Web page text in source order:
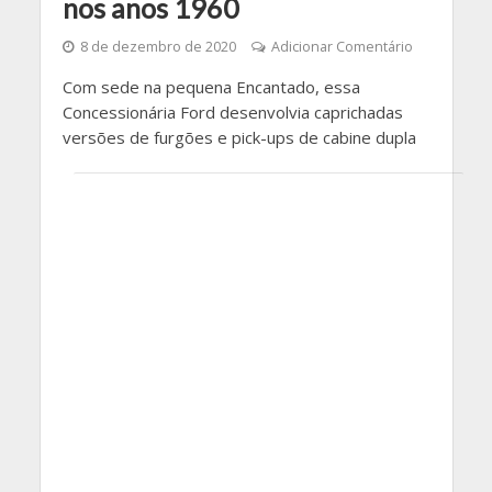
nos anos 1960
8 de dezembro de 2020 Adicionar Comentário
Com sede na pequena Encantado, essa
Concessionária Ford desenvolvia caprichadas
versões de furgões e pick-ups de cabine dupla